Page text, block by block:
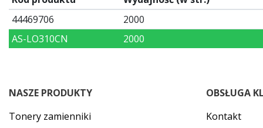
44469706
2000
AS-LO310CN
2000
NASZE PRODUKTY
Tonery zamienniki
OBSŁUGA
Kontakt